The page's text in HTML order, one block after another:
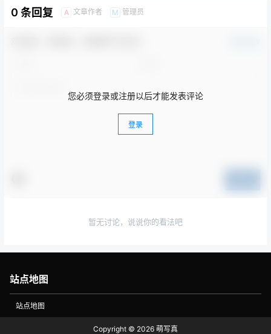
0 条回复 A 文章作者 M 管理员
您必须登录或注册以后才能发表评论
登录
暂无讨论，说说你的看法吧
站点地图
站点地图
Copyright © 2026 萌写真